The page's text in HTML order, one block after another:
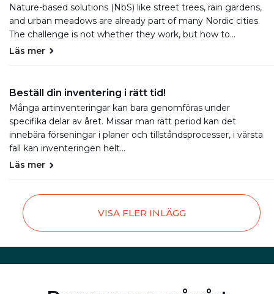
Nature-based solutions (NbS) like street trees, rain gardens,
and urban meadows are already part of many Nordic cities.
The challenge is not whether they work, but how to…
Läs mer
Beställ din inventering i rätt tid!
Många artinventeringar kan bara genomföras under
specifika delar av året. Missar man rätt period kan det
innebära förseningar i planer och tillståndsprocesser, i värsta
fall kan inventeringen helt…
Läs mer
VISA FLER INLÄGG